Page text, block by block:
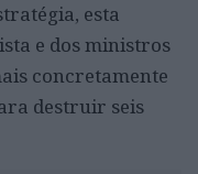
esta
e dos ministros
concretamente
destruir seis